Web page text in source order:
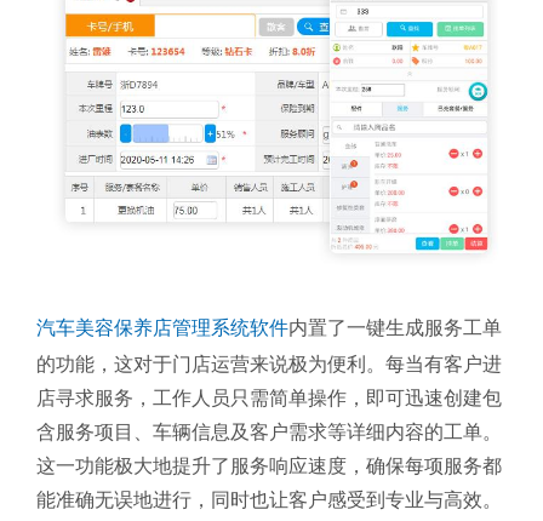
汽车美容保养店管理系统软件内置了一键生成服务工单
的功能，这对于门店运营来说极为便利。每当有客户进
店寻求服务，工作人员只需简单操作，即可迅速创建包
含服务项目、车辆信息及客户需求等详细内容的工单。
这一功能极大地提升了服务响应速度，确保每项服务都
能准确无误地进行，同时也让客户感受到专业与高效。